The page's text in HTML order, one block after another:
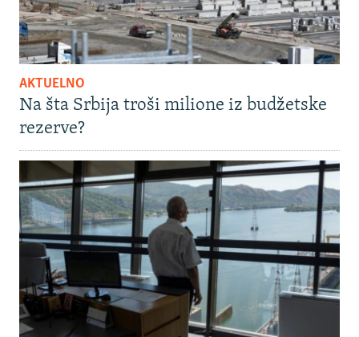
AKTUELNO
Na šta Srbija troši milione iz budžetske
rezerve?